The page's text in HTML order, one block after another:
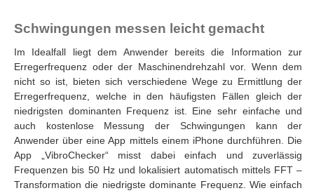
Schwingungen messen leicht gemacht
Im Idealfall liegt dem Anwender bereits die Information zur
Erregerfrequenz oder der Maschinendrehzahl vor. Wenn dem
nicht so ist, bieten sich verschiedene Wege zu Ermittlung der
Erregerfrequenz, welche in den häufigsten Fällen gleich der
niedrigsten dominanten Frequenz ist. Eine sehr einfache und
auch kostenlose Messung der Schwingungen kann der
Anwender über eine App mittels einem iPhone durchführen. Die
App „VibroChecker“ misst dabei einfach und zuverlässig
Frequenzen bis 50 Hz und lokalisiert automatisch mittels FFT –
Transformation die niedrigste dominante Frequenz. Wie einfach